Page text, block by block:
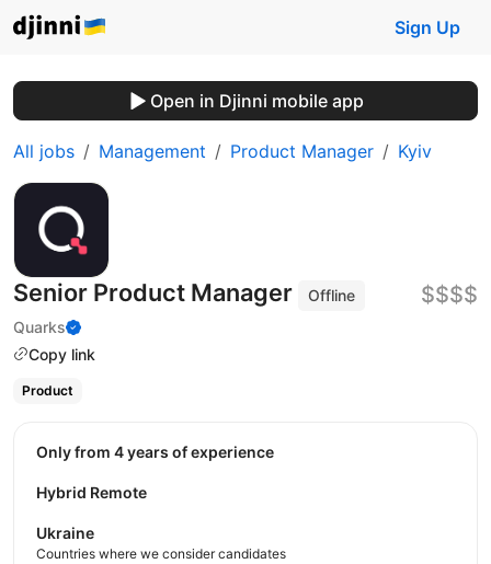
Sign Up
Open in Djinni mobile app
All jobs Management Product Manager Kyiv
Senior Product Manager
Offline
Quarks
Copy link
$$$$
Product
Only from 4 years of experience
Hybrid Remote
Ukraine
Countries where we consider candidates